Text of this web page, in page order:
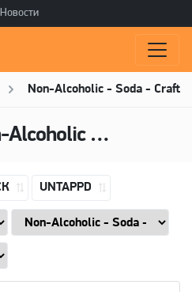
Новости
Non-Alcoholic - Soda - Craft
- Soda - Craft
UNTAPPD